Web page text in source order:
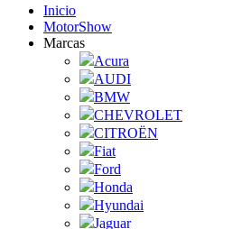
Inicio
MotorShow
Marcas
Acura
AUDI
BMW
CHEVROLET
CITROËN
Fiat
Ford
Honda
Hyundai
Jaguar